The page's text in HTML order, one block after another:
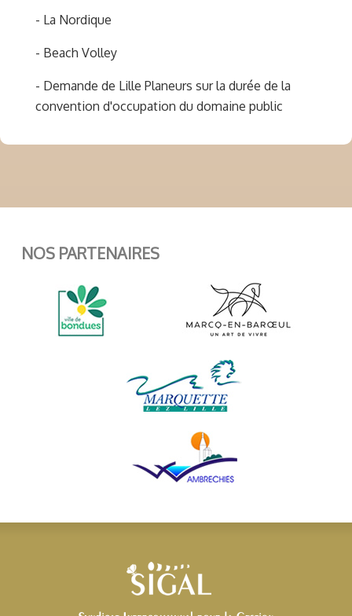
- La Nordique
- Beach Volley
- Demande de Lille Planeurs sur la durée de la
convention d'occupation du domaine public
NOS PARTENAIRES